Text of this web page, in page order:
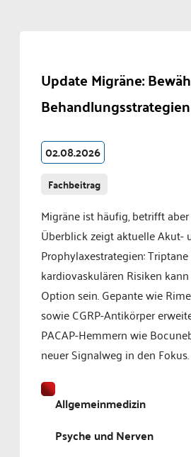
Update Migräne:
Behandlungsstrategien
02.08.2026
Fachbeitrag
Migräne ist häufig, betrifft
Überblick zeigt aktuelle Akut-
Prophylaxestrategien:
kardiovaskulären Risiken
Option sein. Gepante wie
sowie CGRP-Antikörper
PACAP-Hemmern wie
neuer Signalweg in den Fokus.
Allgemeinmedizin
Psyche und Nerven